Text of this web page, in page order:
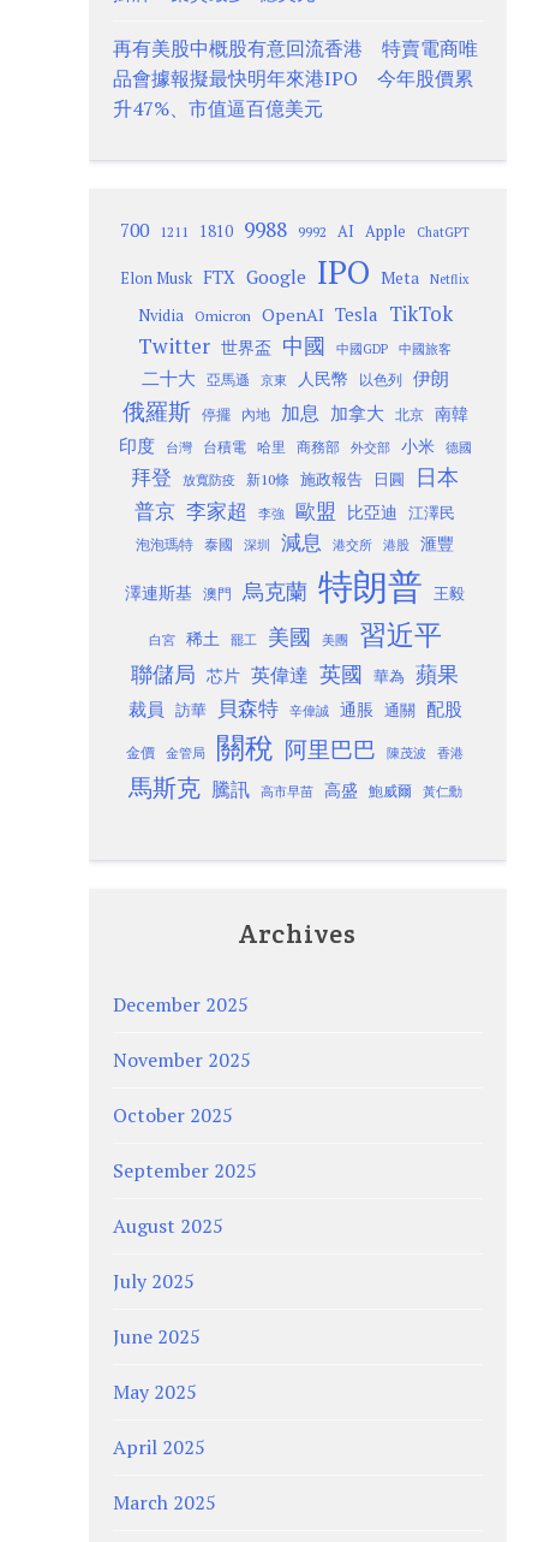
再有美股中概股有意回流香港 特賣電商唯
品會據報擬最快明年來港IPO 今年股價累
升47%、市值逼百億美元
700 1211 1810 9988 9992 AI Apple ChatGPT
Elon Musk FTX Google IPO Meta Netflix
Nvidia Omicron OpenAI Tesla TikTok
Twitter 世界盃 中國 中國GDP 中國旅客
二十大 亞馬遜 京東 人民幣 以色列 伊朗
俄羅斯 停擺 內地 加息 加拿大 北京
南韓
印度
台灣 台積電 哈里 商務部 外交部 小米 德國
拜登 放寬防疫 新10條 施政報告 日圓 日本
普京 李家超 李強 歐盟 比亞迪 江澤民
泡泡瑪特 泰國 深圳 減息 港交所 港股 滙豐
澤連斯基 澳門 烏克蘭 特朗普 王毅
白宮 稀土 罷工 美國 美團 習近平
聯儲局 芯片 英偉達 英國 華為 蘋果
裁員 訪華 貝森特 辛偉誠 通脹 通關 配股
金價 金管局 關稅 阿里巴巴 陳茂波 香港
馬斯克 騰訊 高市早苗 高盛 鮑威爾 黃仁勳
Archives
December 2025
November 2025
October 2025
September 2025
August 2025
July 2025
June 2025
May 2025
April 2025
March 2025